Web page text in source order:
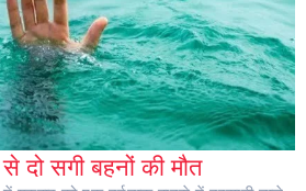
दो सगी बहनों की मौत